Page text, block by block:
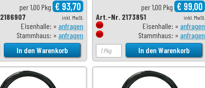
per 1,00 Pkg € 93,70
inkl. MwSt.
Eisenhalle: » anfragen
Stammhaus: » anfragen
per 1,00 Pkg € 99,00
inkl. MwSt.
Art.-Nr. 2173851
Eisenhalle: » anfragen
Stammhaus: » anfragen